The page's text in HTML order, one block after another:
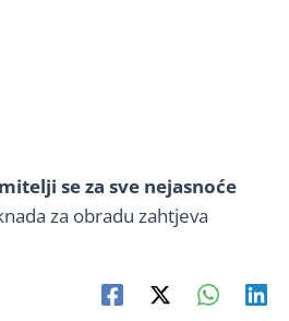
se za sve nejasnoće
za obradu zahtjeva